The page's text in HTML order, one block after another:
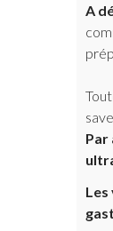
A
Par